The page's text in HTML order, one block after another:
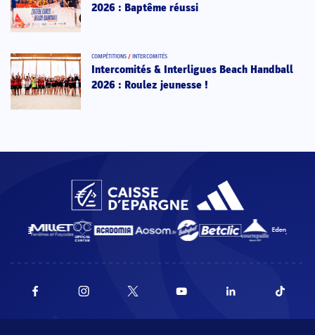
2026 : Baptême réussi
COMPÉTITIONS / INTERCOMITÉS
Intercomités & Interligues Beach Handball
2026 : Roulez jeunesse !